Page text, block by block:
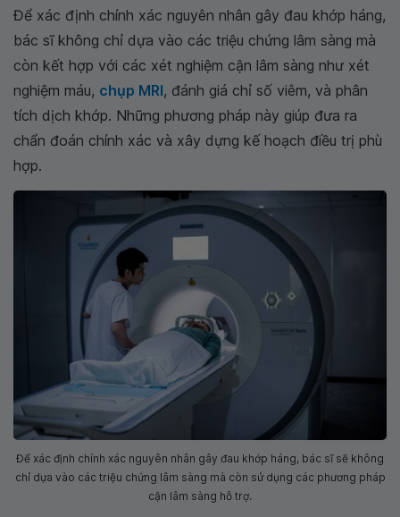
Để xác định chính xác nguyên nhân gây đau khớp háng,
bác sĩ không chỉ dựa vào các triệu chứng lâm sàng mà
còn kết hợp với các xét nghiệm cận lâm sàng như xét
nghiệm máu, chụp MRI, đánh giá chỉ số viêm, và phân
tích dịch khớp. Những phương pháp này giúp đưa ra
chẩn đoán chính xác và xây dựng kế hoạch điều trị phù
hợp.
Để xác định chính xác nguyên nhân gây đau khớp háng, bác sĩ sẽ không
chỉ dựa vào các triệu chứng lâm sàng mà còn sử dụng các phương pháp
cận lâm sàng hỗ trợ.